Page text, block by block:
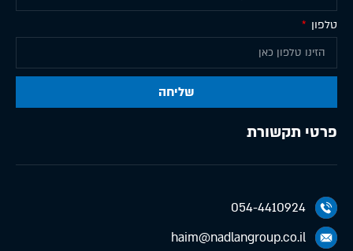
פרטי תקשורת
054-4410924
haim@nadlangroup.co.il
טלפון
שליחה